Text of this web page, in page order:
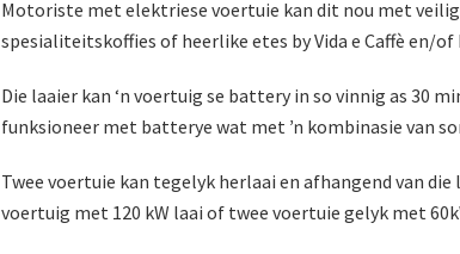
Motoriste met elektriese voertuie kan dit nou met
spesialiteitskoffies of heerlike etes by Vida e Caffè en/of
Die laaier kan ‘n voertuig se battery in so vinnig as 30
funksioneer met batterye wat met ŉ kombinasie van
Twee voertuie kan tegelyk herlaai en afhangend van
voertuig met 120 kW laai of twee voertuie gelyk met